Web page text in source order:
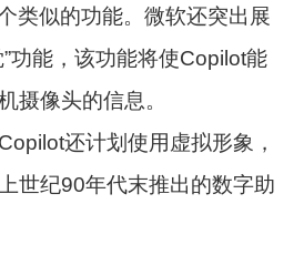
类似的功能。微软还突出展
功能，该功能将使Copilot能
摄像头的信息。
还计划使用虚拟形象，
世纪90年代末推出的数字助